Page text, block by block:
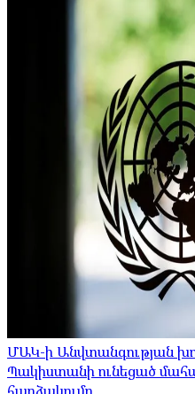
ՄԱԿ-ի Անվտանգության
Պակիստանի ունեցած